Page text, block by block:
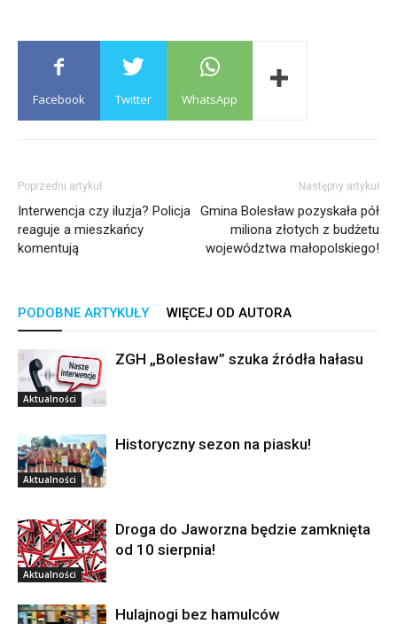
Facebook Twitter WhatsApp
Poprzedni artykuł
Interwencja czy iluzja? Policja
reaguje a mieszkańcy
komentują
Następny artykuł
Gmina Bolesław pozyskała pół
miliona złotych z budżetu
województwa małopolskiego!
PODOBNE ARTYKUŁY WIĘCEJ OD AUTORA
Aktualności
ZGH „Bolesław” szuka źródła hałasu
Aktualności
Historyczny sezon na piasku!
Aktualności
Droga do Jaworzna będzie zamknięta
od 10 sierpnia!
Hulajnogi bez hamulców